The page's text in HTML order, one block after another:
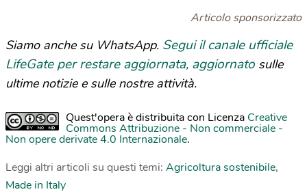
Articolo sponsorizzato
Siamo anche su WhatsApp. Segui il canale ufficiale
LifeGate per restare aggiornata, aggiornato sulle
ultime notizie e sulle nostre attività.
Quest'opera è distribuita con Licenza Creative
Commons Attribuzione - Non commerciale -
Non opere derivate 4.0 Internazionale.
Leggi altri articoli su questi temi: Agricoltura sostenibile,
Made in Italy